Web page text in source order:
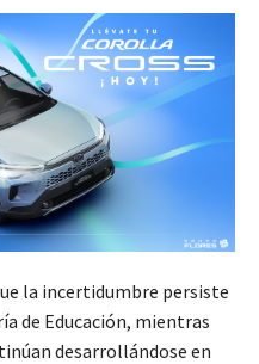
la incertidumbre persiste
de Educación, mientras
desarrollándose en